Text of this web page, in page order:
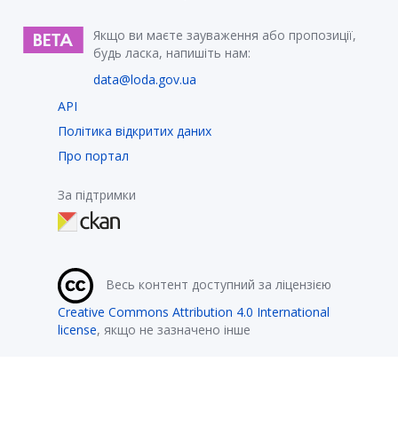
Якщо ви маєте зауваження або пропозиції,
будь ласка, напишіть нам:
data@loda.gov.ua
API
Політика відкритих даних
Про портал
За підтримки
Весь контент доступний за ліцензією
Creative Commons Attribution 4.0 International
license, якщо не зазначено інше